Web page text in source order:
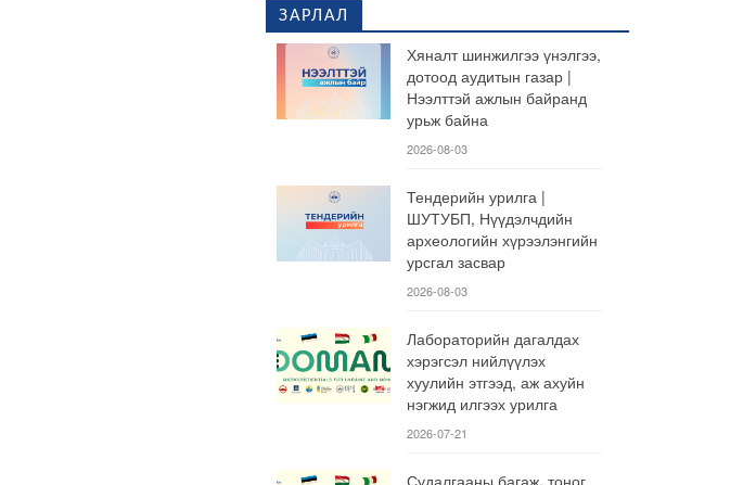
ЗАРЛАЛ
Хяналт шинжилгээ үнэлгээ,
дотоод аудитын газар |
Нээлттэй ажлын байранд
урьж байна
2026-08-03
Тендерийн урилга |
ШУТУБП, Нүүдэлчдийн
археологийн хүрээлэнгийн
урсгал засвар
2026-08-03
Лабораторийн дагалдах
хэрэгсэл нийлүүлэх
хуулийн этгээд, аж ахуйн
нэгжид илгээх урилга
2026-07-21
Судалгааны багаж, тоног